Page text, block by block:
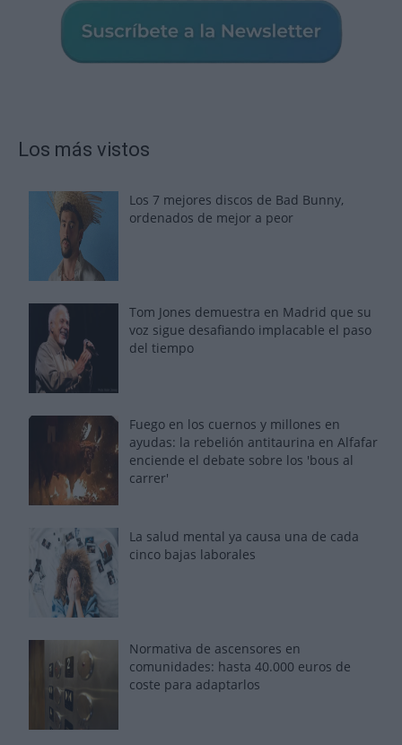
Los más vistos
Los 7 mejores discos de Bad Bunny,
ordenados de mejor a peor
Tom Jones demuestra en Madrid que su
voz sigue desafiando implacable el paso
del tiempo
Fuego en los cuernos y millones en
ayudas: la rebelión antitaurina en Alfafar
enciende el debate sobre los 'bous al
carrer'
La salud mental ya causa una de cada
cinco bajas laborales
Normativa de ascensores en
comunidades: hasta 40.000 euros de
coste para adaptarlos